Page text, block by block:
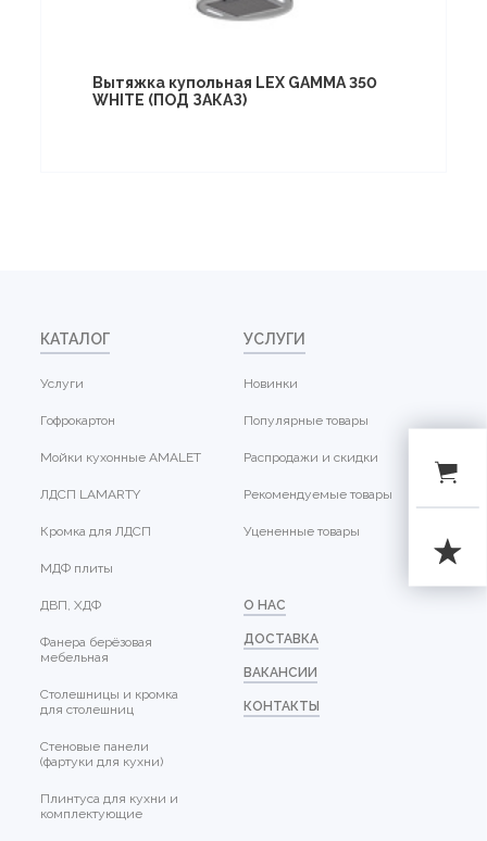
Вытяжка купольная LEX GAMMA 350
WHITE (ПОД ЗАКАЗ)
КАТАЛОГ
Услуги
Гофрокартон
Мойки кухонные AMALET
ЛДСП LAMARTY
Кромка для ЛДСП
МДФ плиты
ДВП, ХДФ
Фанера берёзовая
мебельная
Столешницы и кромка
для столешниц
Стеновые панели
(фартуки для кухни)
Плинтуса для кухни и
комплектующие
УСЛУГИ
Новинки
Популярные товары
Распродажи и скидки
Рекомендуемые товары
Уцененные товары
О НАС
ДОСТАВКА
ВАКАНСИИ
КОНТАКТЫ